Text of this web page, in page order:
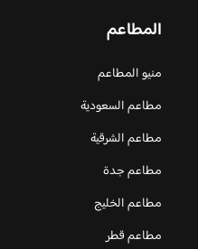
المطاعم
منيو المطاعم
مطاعم السعودية
مطاعم الشرقية
مطاعم جدة
مطاعم الخليج
مطاعم قطر